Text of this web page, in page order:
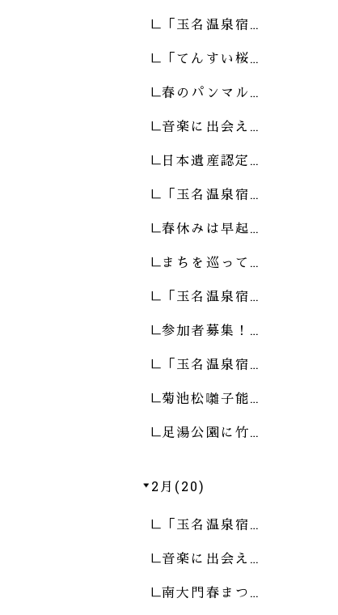
「玉名温泉宿…
「てんすい桜…
春のパンマル…
音楽に出会え…
日本遺産認定…
「玉名温泉宿…
春休みは早起…
まちを巡って…
「玉名温泉宿…
参加者募集！…
「玉名温泉宿…
菊池松囃子能…
足湯公園に竹…
2月(20)
「玉名温泉宿…
音楽に出会え…
南大門春まつ…